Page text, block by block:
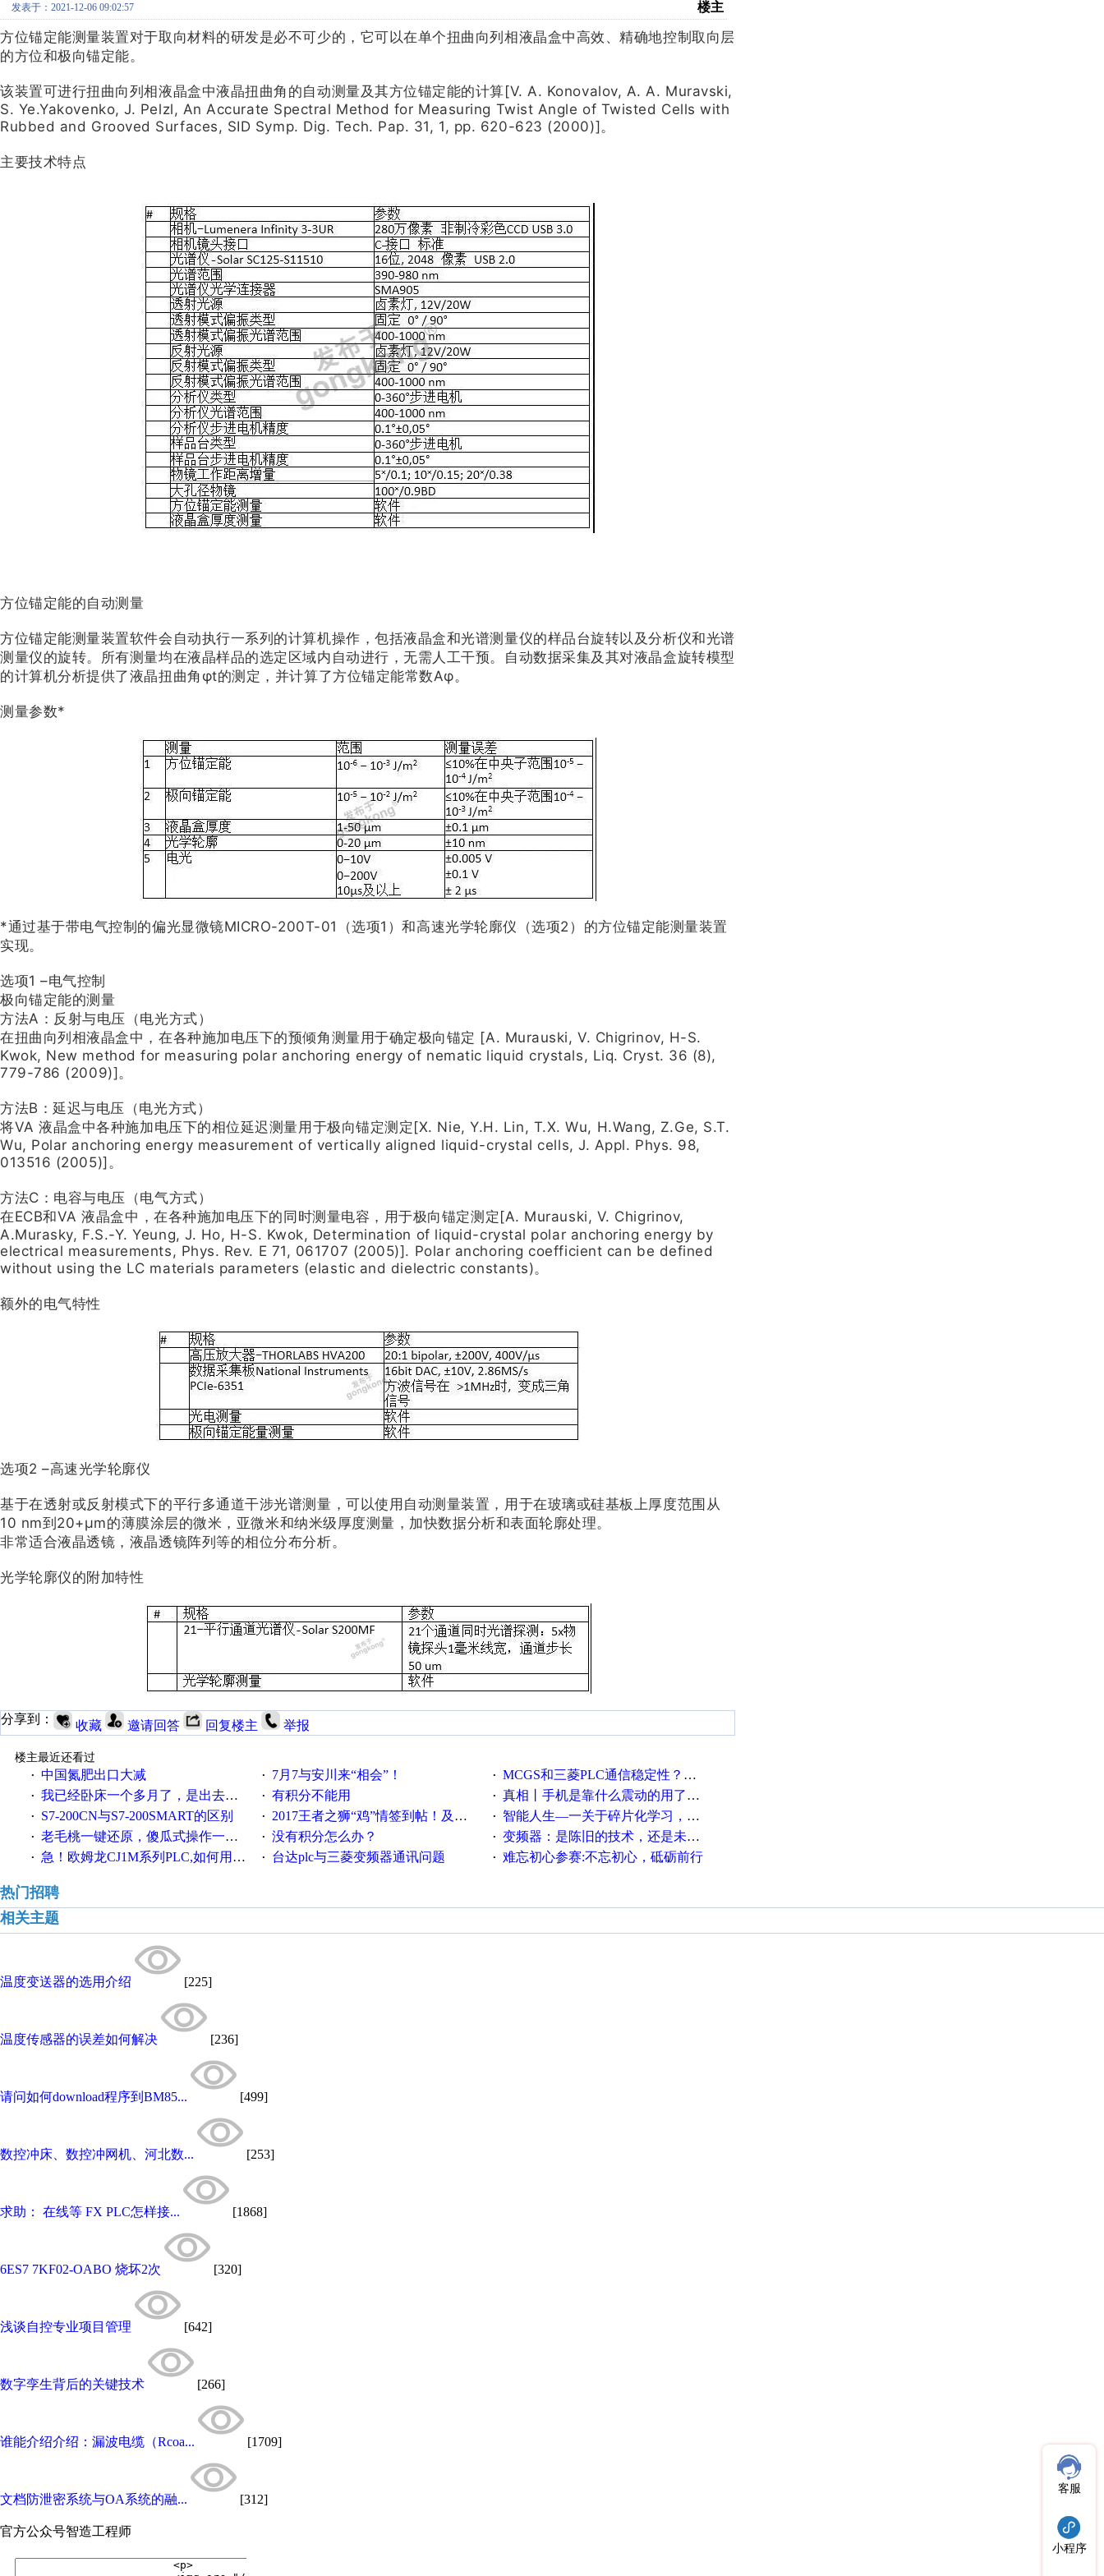
发表于：2021-12-06 09:02:57 楼主
方位锚定能测量装置对于取向材料的研发是必不可少的，它可以在单个扭曲向列相液晶盒中高效、精确地控制取向层
的方位和极向锚定能。
该装置可进行扭曲向列相液晶盒中液晶扭曲角的自动测量及其方位锚定能的计算[V. A. Konovalov, A. A. Muravski,
S. Ye.Yakovenko, J. Pelzl, An Accurate Spectral Method for Measuring Twist Angle of Twisted Cells with
Rubbed and Grooved Surfaces, SID Symp. Dig. Tech. Pap. 31, 1, pp. 620-623 (2000)]。
主要技术特点
方位锚定能的自动测量
方位锚定能测量装置软件会自动执行一系列的计算机操作，包括液晶盒和光谱测量仪的样品台旋转以及分析仪和光谱
测量仪的旋转。所有测量均在液晶样品的选定区域内自动进行，无需人工干预。自动数据采集及其对液晶盒旋转模型
的计算机分析提供了液晶扭曲角φt的测定，并计算了方位锚定能常数Aφ。
测量参数*
*通过基于带电气控制的偏光显微镜MICRO-200Т-01（选项1）和高速光学轮廓仪（选项2）的方位锚定能测量装置
实现。
选项1 –电气控制
极向锚定能的测量
方法A：反射与电压（电光方式）
在扭曲向列相液晶盒中，在各种施加电压下的预倾角测量用于确定极向锚定 [A. Murauski, V. Chigrinov, H-S.
Kwok, New method for measuring polar anchoring energy of nematic liquid crystals, Liq. Cryst. 36 (8),
779-786 (2009)]。
方法B：延迟与电压（电光方式）
将VA 液晶盒中各种施加电压下的相位延迟测量用于极向锚定测定[X. Nie, Y.H. Lin, T.X. Wu, H.Wang, Z.Ge, S.T.
Wu, Polar anchoring energy measurement of vertically aligned liquid-crystal cells, J. Appl. Phys. 98,
013516 (2005)]。
方法C：电容与电压（电气方式）
在ECB和VA 液晶盒中，在各种施加电压下的同时测量电容，用于极向锚定测定[A. Murauski, V. Chigrinov,
A.Murasky, F.S.-Y. Yeung, J. Ho, H-S. Kwok, Determination of liquid-crystal polar anchoring energy by
electrical measurements, Phys. Rev. E 71, 061707 (2005)]. Polar anchoring coefficient can be defined
without using the LC materials parameters (elastic and dielectric constants)。
额外的电气特性
选项2 –高速光学轮廓仪
基于在透射或反射模式下的平行多通道干涉光谱测量，可以使用自动测量装置，用于在玻璃或硅基板上厚度范围从
10 nm到20+μm的薄膜涂层的微米，亚微米和纳米级厚度测量，加快数据分析和表面轮廓处理。
非常适合液晶透镜，液晶透镜阵列等的相位分布分析。
光学轮廓仪的附加特性
分享到： 收藏 邀请回答 回复楼主 举报
楼主最近还看过
· 中国氮肥出口大减 · 7月7与安川来“相会”！ · MCGS和三菱PLC通信稳定性？？？
· 我已经卧床一个多月了，是出去安装机械手在高速遭遇车祸所致:大家工作都要特别注意啊 · 有积分不能用 · 真相丨手机是靠什么震动的用了这么多年才知道！
· S7-200CN与S7-200SMART的区别 · 2017王者之狮“鸡”情签到帖！及时更新在线研讨会预告 · 智能人生—一关于碎片化学习，看这一篇就够了！
· 老毛桃一键还原，傻瓜式操作一键轻松备份还原；程序为向导式安装，一键即可实现自动备份或还原系统。 · 没有积分怎么办？ · 变频器：是陈旧的技术，还是未来的幕后英雄？
· 急！欧姆龙CJ1M系列PLC,如何用时间控制变频器。要求时间在组态王中可以自由输入！拜托各位大神了！ · 台达plc与三菱变频器通讯问题 · 难忘初心参赛:不忘初心，砥砺前行
热门招聘
相关主题
温度变送器的选用介绍 [225]
温度传感器的误差如何解决 [236]
请问如何download程序到BM85... [499]
数控冲床、数控冲网机、河北数... [253]
求助： 在线等 FX PLC怎样接... [1868]
6ES7 7KF02-OABO 烧坏2次 [320]
浅谈自控专业项目管理 [642]
数字孪生背后的关键技术 [266]
谁能介绍介绍：漏波电缆（Rcoa... [1709]
文档防泄密系统与OA系统的融... [312]
官方公众号智造工程师
客服
小程序